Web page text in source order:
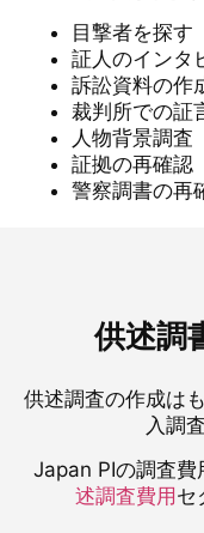
目撃者を探す
証人のインタ
訴訟資料の作
裁判所での証
人物背景調査
証拠の再確認
警察調書の再
供述調
供述調査の作成は
入調
Japan PIの調査費
述調査費用セ